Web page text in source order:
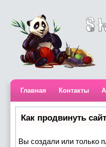
Главная Контакты
Как продвинуть
Вы создали или только